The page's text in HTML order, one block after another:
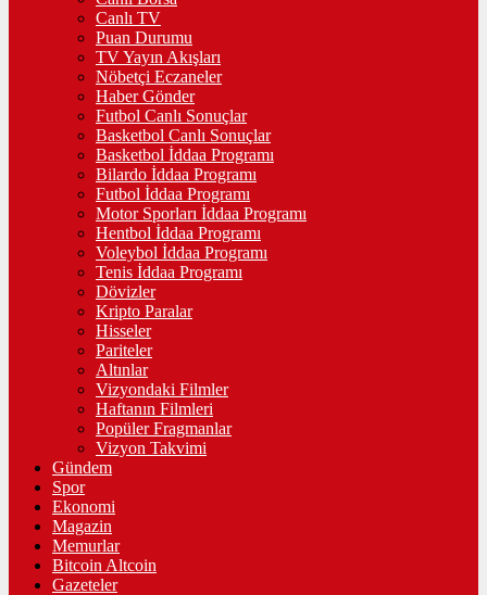
Canlı TV
Puan Durumu
TV Yayın Akışları
Nöbetçi Eczaneler
Haber Gönder
Futbol Canlı Sonuçlar
Basketbol Canlı Sonuçlar
Basketbol İddaa Programı
Bilardo İddaa Programı
Futbol İddaa Programı
Motor Sporları İddaa Programı
Hentbol İddaa Programı
Voleybol İddaa Programı
Tenis İddaa Programı
Dövizler
Kripto Paralar
Hisseler
Pariteler
Altınlar
Vizyondaki Filmler
Haftanın Filmleri
Popüler Fragmanlar
Vizyon Takvimi
Gündem
Spor
Ekonomi
Magazin
Memurlar
Bitcoin Altcoin
Gazeteler